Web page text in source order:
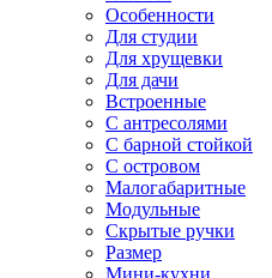
Особенности
Для студии
Для хрущевки
Для дачи
Встроенные
С антресолями
С барной стойкой
С островом
Малогабаритные
Модульные
Скрытые ручки
Размер
Мини-кухни